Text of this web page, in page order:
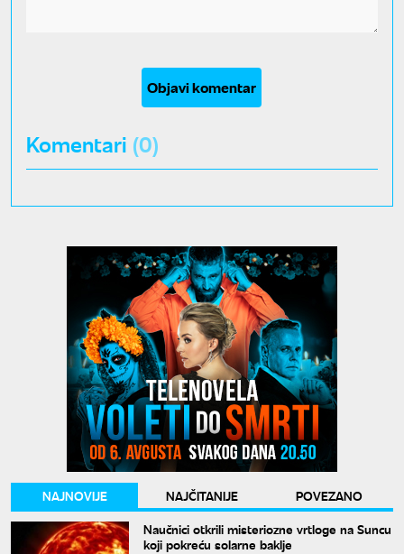
Objavi komentar
Komentari (0)
NAJNOVIJE NAJČITANIJE
POVEZANO
Naučnici otkrili misteriozne vrtloge na Suncu
koji pokreću solarne baklje